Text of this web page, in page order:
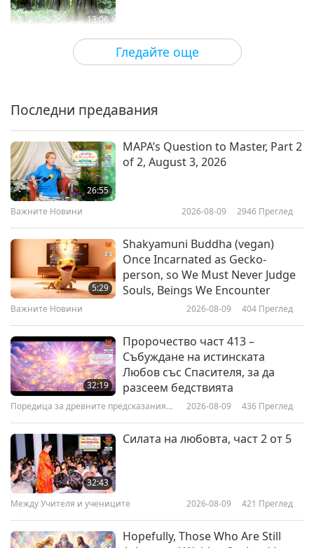
Гледайте още
13:06
Планетата Земя: нашият любящ дом 2021-12-13 12051
14:18
Hsien Ho, Part 1 of 2
The Amazon Rainforest: The
Dr. Peter Carter (vegan): There IS
a Solution to Climate Change,
Part 1 of 2
14:06
The Importance of Ocean Plants
to the Climate Crisis
21:38
Последни предавания
26:55
MAPA’s Question to Master, Part 2
of 2, August 3, 2026
Важните Новини 2026-08-09 2946 Преглед
5:29
Shakyamuni Buddha (vegan)
Once Incarnated as Gecko-
person, so We Must Never Judge
Souls, Beings We Encounter
Важните Новини 2026-08-09 404 Преглед
32:19
Пророчество част 413 –
Събуждане на истинската
Любов със Спасителя, за да
разсеем бедствията
Поредица за древните предсказания
2026-08-09 436 Преглед
32:43
Силата на любовта, част 2 от 5
Между Учителя и учениците 2026-08-09 421 Преглед
Hopefully, Those Who Are Still